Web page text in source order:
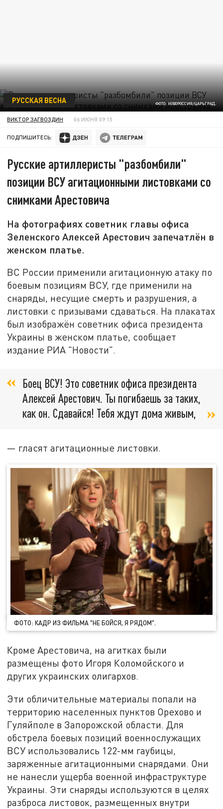
ФОТО: НОВОРОССИЯ/ЦАРЬГРАД.
РУССКАЯ ВЕСНА
ВИКТОР ЗАГВОЗДИН 06 ИЮНЯ 09:15
ПОДПИШИТЕСЬ:
Русские артиллеристы "разбомбили"
позиции ВСУ агитационными листовками со
снимками Арестовича
На фотографиях советник главы офиса
Зеленского Алексей Арестович запечатлён в
женском платье.
ВС России применили агитационную атаку по
боевым позициям ВСУ, где применили на
снаряды, несущие смерть и разрушения, а
листовки с призывами сдаваться. На плакатах
был изображён советник офиса президента
Украины в женском платье, сообщает
издание РИА "Новости".
Боец ВСУ! Это советник офиса президента
Алексей Арестович. Ты погибаешь за таких,
как он. Сдавайся! Тебя ждут дома живым,
— гласят агитационные листовки.
ФОТО: КАДР ИЗ ФИЛЬМА "НЕ БОЙСЯ, Я РЯДОМ".
Кроме Арестовича, на агитках были
размещены фото Игоря Коломойского и
других украинских олигархов.
Эти обличительные материалы попали на
территорию населенных пунктов Орехово и
Гуляйполе в Запорожской области. Для
обстрела боевых позиций военнослужащих
ВСУ использовались 122-мм гаубицы,
заряженные агитационными снарядами. Они
не нанесли ущерба военной инфраструктуре
Украины. Эти снаряды используются в целях
разброса листовок, размещенных внутри